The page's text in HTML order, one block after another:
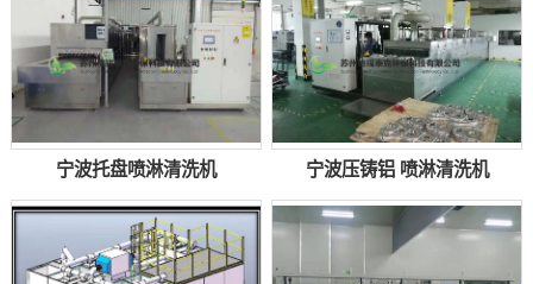
宁波托盘喷淋清洗机 宁波压铸铝 喷淋清洗机